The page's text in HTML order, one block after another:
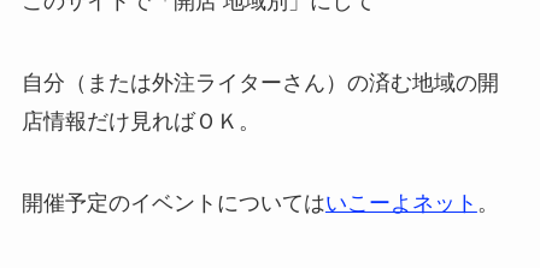
自分（または外注ライターさん）の済む地域の開
店情報だけ見ればＯＫ。
開催予定のイベントについてはいこーよネット 。